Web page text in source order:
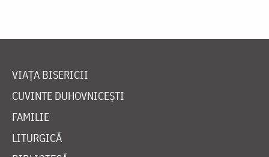
VIAȚA BISERICII
CUVINTE DUHOVNICEȘTI
FAMILIE
LITURGICĂ